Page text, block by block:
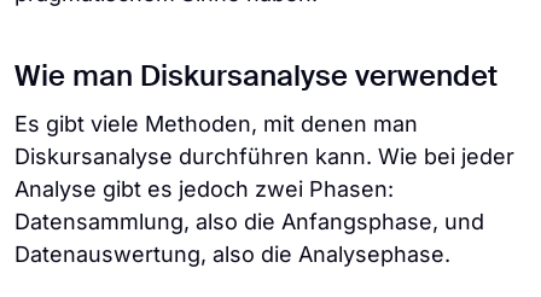
Wie man Diskursanalyse verwendet
Es gibt viele Methoden, mit denen man
Diskursanalyse durchführen kann. Wie bei jeder
Analyse gibt es jedoch zwei Phasen:
Datensammlung, also die Anfangsphase, und
Datenauswertung, also die Analysephase.